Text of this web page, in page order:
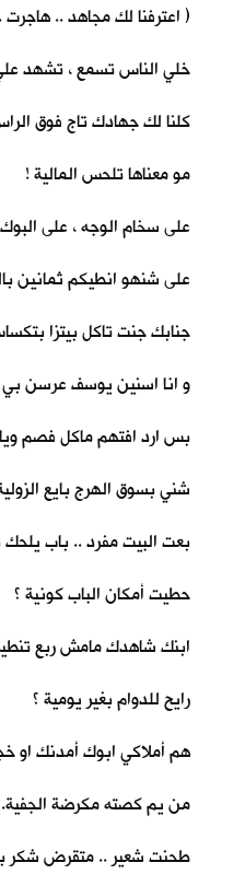
( اعترفنا لك مجاهد ..
خلي الناس تسمع ، تشهد
كلنا لك جهادك تاج فوق
مو معناها تلحس المالية !
على سخام الوجه ، على
على شنهو انطيكم ثمانين
جنابك جنت تاكل بيتزا
و انا اسنين يوسف عرسن
بس ارد افتهم ماكل فصم
شني بسوق الهرج بايع
بعت البيت مفرد .. باب يلحك
حطيت أمكان الباب كونية ؟
ابنك شاهدك مامش ربع
رايح للدوام بغير يومية ؟
هم أملاكي ابوك أمدنك او
من يم كصته مكرضة الجفية.
طحنت شعير .. متقرض شكر